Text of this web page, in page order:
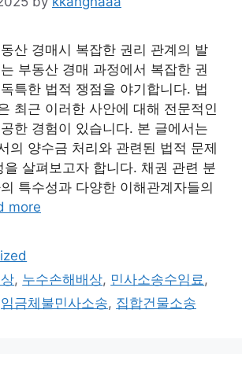
산 경매시 복잡한 권리 관계의 발
부동산 경매 과정에서 복잡한 권
특한 법적 쟁점을 야기합니다. 법
최근 이러한 사안에 대해 전문적인
한 경험이 있습니다. 본 글에서는
의 양수금 처리와 관련된 법적 문제
을 살펴보고자 합니다. 채권 관련 분
특수성과 다양한 이해관계자들의
more
, 누수손해배상, 민사소송수임료 ,
임금체불민사소송, 집합건물소송